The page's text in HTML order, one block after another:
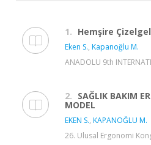
1. Hemşire
Eken S., Kapanoğlu M.
ANADOLU 9th
2. SAĞLIK BAKIM
MODEL
EKEN S., KAPANOĞLU M.
26. Ulusal Ergonomi